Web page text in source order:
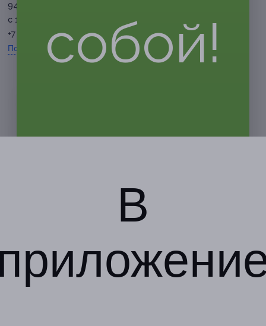
94
с 11:00 до 23:00 ежедневно
+7 (922) 753-06-97
Показать номер телефона
собой!
В